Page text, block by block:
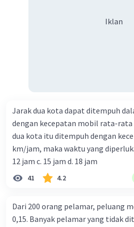
Iklan
Jarak dua kota dapat ditempuh
dengan kecepatan mobil rata-rata
dua kota itu ditempuh dengan
km/jam, maka waktu yang diperlukan
12 jam c. 15 jam d. 18 jam
41 4.2
Dari 200 orang pelamar, peluang
0,15. Banyak pelamar yang tidak